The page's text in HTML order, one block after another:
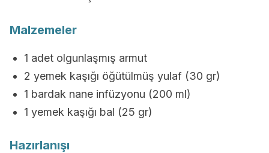
Malzemeler
1 adet olgunlaşmış armut
2 yemek kaşığı öğütülmüş yulaf (30 gr)
1 bardak nane infüzyonu (200 ml)
1 yemek kaşığı bal (25 gr)
Hazırlanışı